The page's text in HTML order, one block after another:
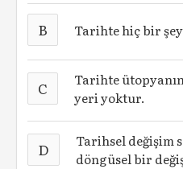
B Tarihte hiç bir
C
Tarihte
yeri yoktur.
D
Tarihsel değişim
döngüsel bir